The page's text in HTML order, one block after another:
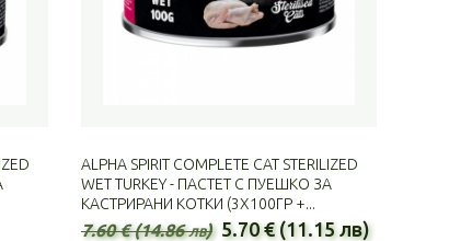
ALPHA SPIRIT COMPLETE CAT STERILIZED
WET TURKEY - ПАСТЕТ С ПУЕШКО ЗА
КАСТРИРАНИ КОТКИ (3Х100ГР +...
7.60 € (14.86 лв) 5.70 € (11.15 лв)